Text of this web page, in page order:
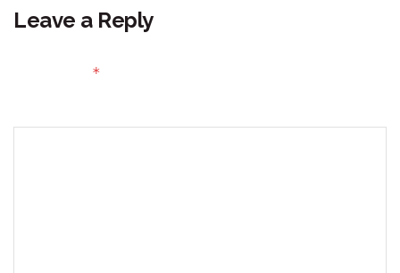
Leave a Reply
*